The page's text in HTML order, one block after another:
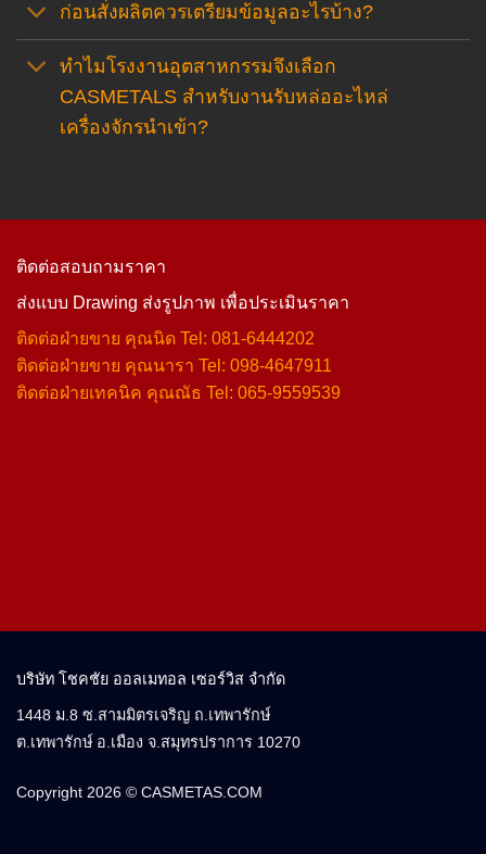
ก่อนสั่งผลิตควรเตรียมข้อมูลอะไรบ้าง?
ทำไมโรงงานอุตสาหกรรมจึงเลือก
CASMETALS สำหรับงานรับหล่ออะไหล่
เครื่องจักรนำเข้า?
ติดต่อสอบถามราคา
ส่งแบบ Drawing ส่งรูปภาพ เพื่อประเมินราคา
ติดต่อฝ่ายขาย คุณนิด Tel: 081-6444202
ติดต่อฝ่ายขาย คุณนารา Tel: 098-4647911
ติดต่อฝ่ายเทคนิค คุณณัธ Tel: 065-9559539
บริษัท โชคชัย ออลเมทอล เซอร์วิส จำกัด
1448 ม.8 ซ.สามมิตรเจริญ ถ.เทพารักษ์
ต.เทพารักษ์ อ.เมือง จ.สมุทรปราการ 10270
Copyright 2026 © CASMETAS.COM